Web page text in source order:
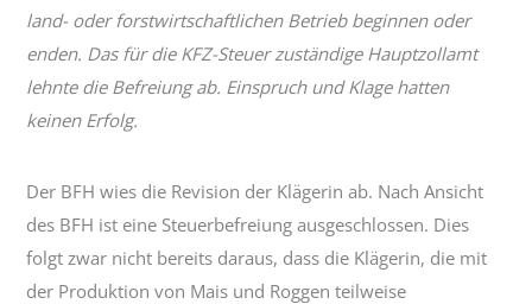
land- oder forstwirtschaftlichen Betrieb beginnen oder
enden. Das für die KFZ-Steuer zuständige Hauptzollamt
lehnte die Befreiung ab. Einspruch und Klage hatten
keinen Erfolg.
Der BFH wies die Revision der Klägerin ab. Nach Ansicht
des BFH ist eine Steuerbefreiung ausgeschlossen. Dies
folgt zwar nicht bereits daraus, dass die Klägerin, die mit
der Produktion von Mais und Roggen teilweise